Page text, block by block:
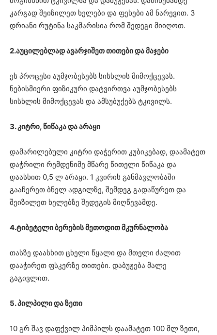
კარგად შეიზილეთ ხელები და ფეხები ამ ნარევით. 3
დრიანი რუტინა საკმარისია რომ შედეგი მიიღოთ.
2.აუცილებლად ავარჯიშეთ თითები და მაჯები
ეს პროცესი აუმჯობესებს სისხლის მიმოქცევას.
ნებისმიერი ფიზიკური დატვირთვა აუმჯობესებს
სისხლის მიმოქცევას და ამსუბუქებს ტკივილს.
3. კიტრი, წიწაკა და არაყი
დამარილებული კიტრი დაჭერით კუბიკებად, დაამატეთ
დაჭრილი რემდენიმე მწარე წითელი წიწაკა და
დაასხით 0,5 ლ არაყი. 1 კვირის განმავლობაში
გააჩერეთ ბნელ ადგილზე, შემდეგ გადაწურეთ და
შეიზილეთ ხელებზე შედეგის მიღწევამდე.
4.ტიბეტელი ბერების მეთოდით მკურნალობა
თასზე დაასხით ცხელი წყალი და მთელი ძალით
დააჭირეთ ფსკერზე თითები. დაბუჟება მალე
გაგივლით.
5. პილპილი და ზეთი
10 გრ შავ დაფქვილ პიმპილს დაამატეთ 100 მლ ზეთი,